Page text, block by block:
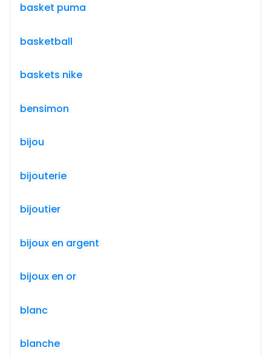
basket puma
basketball
baskets nike
bensimon
bijou
bijouterie
bijoutier
bijoux en argent
bijoux en or
blanc
blanche